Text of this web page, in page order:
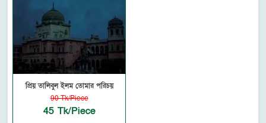
প্রিয় তালিবুল ইলম তোমার পরিচয়
90 Tk/Piece
45 Tk/Piece